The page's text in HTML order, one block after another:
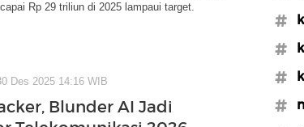
Rp 29 triliun di 2025 lampaui target.
Des 2025 14:16 WIB
Blunder AI Jadi